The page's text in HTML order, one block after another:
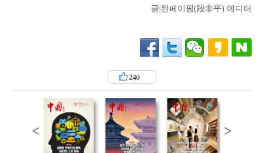
글|돤페이핑(段非平) 에디터
240
< >